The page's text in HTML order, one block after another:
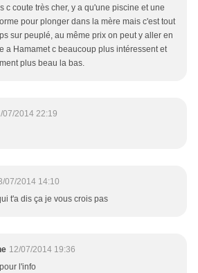
c coute très cher, y a qu'une piscine et une
pour plonger dans la mère mais c'est tout
sur peuplé, au même prix on peut y aller en
a Hamamet c beaucoup plus intéressent et
plus beau la bas.
07/2014 22:19
07/2014 14:10
t'a dis ça je vous crois pas
12/07/2014 19:36
l'info